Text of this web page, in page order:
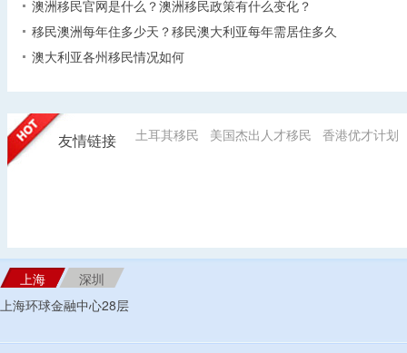
澳洲移民官网是什么？澳洲移民政策有什么变化？
移民澳洲每年住多少天？移民澳大利亚每年需居住多久
澳大利亚各州移民情况如何
友情链接 土耳其移民 美国杰出人才移民 香港优才计划
上海
深圳
上海环球金融中心28层